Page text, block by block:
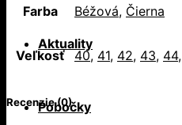
Aktuality
Pobočky
Farba Béžová, Čierna
Veľkosť 40, 41, 42, 43, 44,
Recenzie (0)